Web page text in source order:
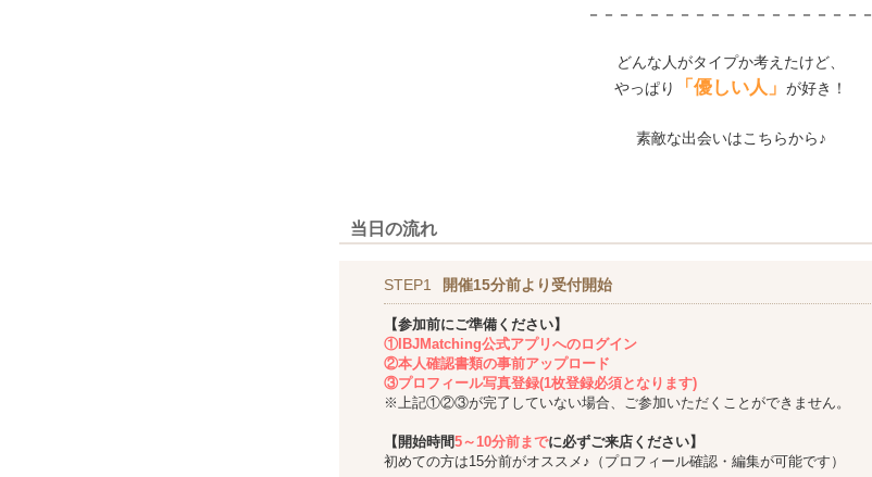
－－－－－－－－－－－－－－－－－－－
どんな人がタイプか考えたけど、
やっぱり
「優しい人」 が好き！
素敵な出会いはこちらから♪
当日の流れ
STEP1 開催15分前より受付開始
【参加前にご準備ください】
①IBJMatching公式アプリへのログイン
②本人確認書類の事前アップロード
③プロフィール写真登録(1枚登録必須となります)
※上記①②③が完了していない場合、ご参加いただくことができません。
【開始時間5～10分前までに必ずご来店ください】
初めての方は15分前がオススメ♪（プロフィール確認・編集が可能です）